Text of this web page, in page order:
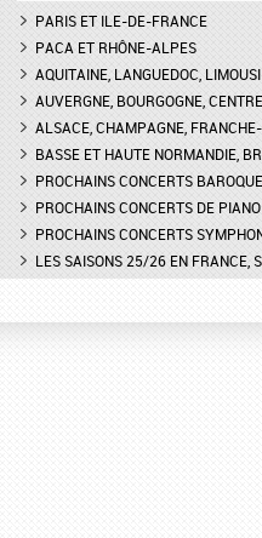
PARIS ET ILE-DE-FRANCE
PACA ET RHÔNE-ALPES
AQUITAINE, LANGUEDOC,
AUVERGNE, BOURGOGNE, CENTRE
ALSACE, CHAMPAGNE,
BASSE ET HAUTE NORMANDIE,
PROCHAINS CONCERTS
PROCHAINS CONCERTS DE PIANO
PROCHAINS CONCERTS
LES SAISONS 25/26 EN FRANCE,